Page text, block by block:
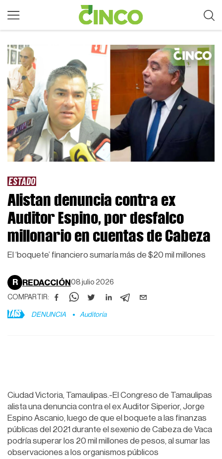
ESTADO
Alistan denuncia contra ex
Auditor Espino, por desfalco
millonario en cuentas de Cabeza
El ‘boquete’ financiero sumaría más de $20 mil millones
R REDACCIÓN 08 julio 2026
COMPARTIR:
TAGS DENUNCIA Auditoría
Ciudad Victoria, Tamaulipas.-El Congreso de Tamaulipas
alista una denuncia contra el ex Auditor Siperior, Jorge
Espino Ascanio, luego de que el boquete a las finanzas
públicas del 2021 durante el sexenio de Cabeza de Vaca
podría superar los 20 mil millones de pesos, al sumar las
observaciones a los organismos públicos